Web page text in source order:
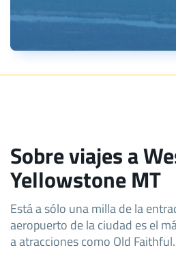
Sobre viajes a
Yellowstone MT
Está a sólo una milla de la
aeropuerto de la ciudad es el
a atracciones como Old Faithful.